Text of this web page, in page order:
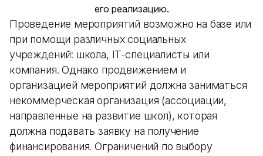
его реализацию.
Проведение мероприятий возможно на базе или
при помощи различных социальных
учреждений: школа, IT-специалисты или
компания. Однако продвижением и
организацией мероприятий должна заниматься
некоммерческая организация (ассоциации,
направленные на развитие школ), которая
должна подавать заявку на получение
финансирования. Ограничений по выбору